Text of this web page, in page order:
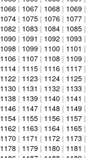
1066 | 1067 | 1068 | 1069 |
1074 | 1075 | 1076 | 1077 |
1082 | 1083 | 1084 | 1085 |
1090 | 1091 | 1092 | 1093 |
1098 | 1099 | 1100 | 1101 |
1106 | 1107 | 1108 | 1109 |
1114 | 1115 | 1116 | 1117 |
1122 | 1123 | 1124 | 1125 |
1130 | 1131 | 1132 | 1133 |
1138 | 1139 | 1140 | 1141 |
1146 | 1147 | 1148 | 1149 |
1154 | 1155 | 1156 | 1157 |
1162 | 1163 | 1164 | 1165 |
1170 | 1171 | 1172 | 1173 |
1178 | 1179 | 1180 | 1181 |